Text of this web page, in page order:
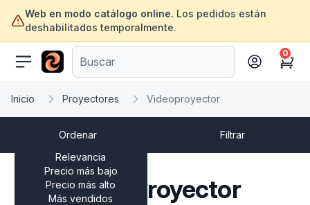
Web en modo catálogo online. Los pedidos están
deshabilitados temporalmente.
ofertasinformatica.com
Cart
0
Inicio Proyectores Videoproyector
Ordenar
Relevancia
Precio más bajo
Precio más alto
Más vendidos
Filtrar
Videoproyector